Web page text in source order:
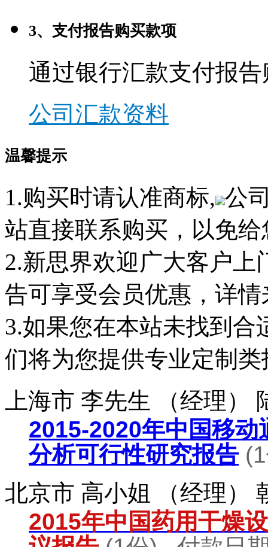
3、支付报告购买款项
通过银行汇款支付报
公司汇款资料
温馨提示
1.购买时请认准商标, 公
站直接联系购买，以免
2.新思界欢迎广大客户
告可享受会员优惠，详
3.如果您在本站未找到
们将为您提供专业定制类
上海市 李先生 （经理）
2015-2020年中国移
分析可行性研究报告(1
北京市 高小姐 （经理）
2015年中国药用干燥